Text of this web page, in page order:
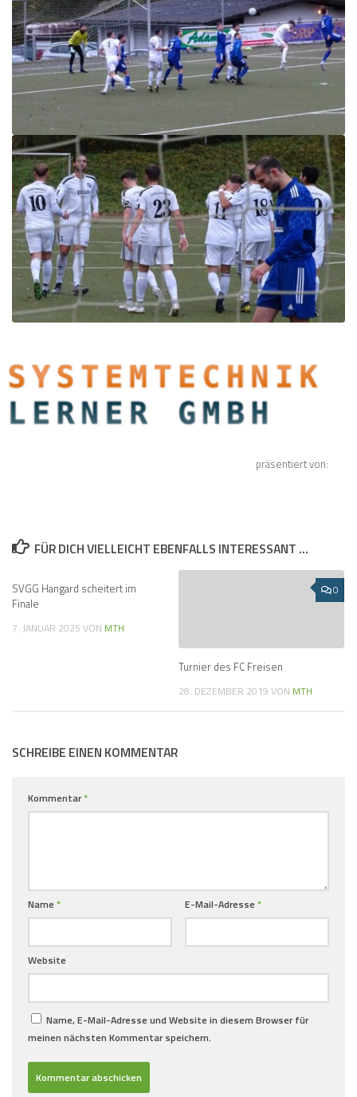
präsentiert von:
FÜR DICH VIELLEICHT EBENFALLS INTERESSANT …
SVGG Hangard scheitert im
Finale
7. JANUAR 2025 VON MTH
0
Turnier des FC Freisen
28. DEZEMBER 2019 VON MTH
SCHREIBE EINEN KOMMENTAR
Kommentar*
Name * E-Mail-Adresse *
Website
Name, E-Mail-Adresse und Website in diesem Browser für
meinen nächsten Kommentar speichern.